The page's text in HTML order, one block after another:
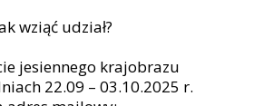
wziąć udział?
jesiennego krajobrazu
22.09 – 03.10.2025 r.